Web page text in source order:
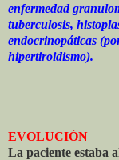
enfermedad
tuberculosis,
endocrinopáticas
hipertiroidismo).
EVOLUCIÓN
La paciente estaba